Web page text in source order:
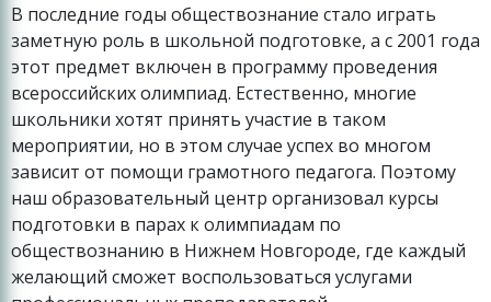
В последние годы обществознание стало играть
заметную роль в школьной подготовке, а с 2001 года
этот предмет включен в программу проведения
всероссийских олимпиад. Естественно, многие
школьники хотят принять участие в таком
мероприятии, но в этом случае успех во многом
зависит от помощи грамотного педагога. Поэтому
наш образовательный центр организовал курсы
подготовки в парах к олимпиадам по
обществознанию в Нижнем Новгороде, где каждый
желающий сможет воспользоваться услугами